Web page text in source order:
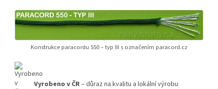
Konstrukce paracordu 550 – typ III s označením paracord.cz
Vyrobeno v ČR– důraz na kvalitu a lokální výrobu